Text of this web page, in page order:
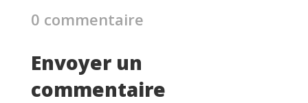
0 commentaire
Envoyer un
commentaire